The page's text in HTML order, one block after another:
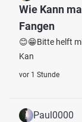
Wie Kann
Fangen
😊😁Bitte helft
Kan
vor 1 Stunde
Paul0000